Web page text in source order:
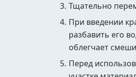
Тщательно
При введении
разбавить его
облегчает
Перед